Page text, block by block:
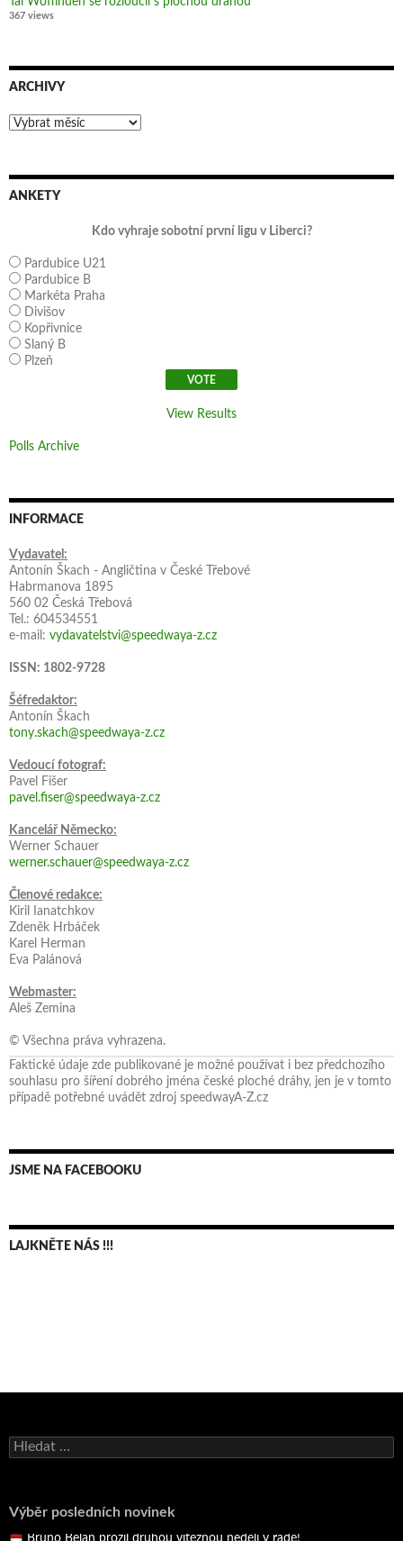
367 views
ARCHIVY
Archivy
ANKETY
Kdo vyhraje sobotní první ligu v Liberci?
Pardubice U21
Pardubice B
Markéta Praha
Divišov
Kopřivnice
Slaný B
Plzeň
View Results
Polls Archive
INFORMACE
Vydavatel:
Antonín Škach - Angličtina v České Třebové
Habrmanova 1895
560 02 Česká Třebová
Tel.: 604534551
e-mail: vydavatelstvi@speedwaya-z.cz
ISSN: 1802-9728
Šéfredaktor:
Antonín Škach
tony.skach@speedwaya-z.cz
Vedoucí fotograf:
Pavel Fišer
pavel.fiser@speedwaya-z.cz
Kancelář Německo:
Werner Schauer
werner.schauer@speedwaya-z.cz
Členové redakce:
Kiril Ianatchkov
Zdeněk Hrbáček
Karel Herman
Eva Palánová
Webmaster:
Aleš Zemina
© Všechna práva vyhrazena.
Faktické údaje zde publikované je možné používat i bez předchozího
souhlasu pro šíření dobrého jména české ploché dráhy, jen je v tomto
případě potřebné uvádět zdroj speedwayA-Z.cz
JSME NA FACEBOOKU
LAJKNĚTE NÁS !!!
Vyhledávání
Výběr posledních novinek
Andy Appleton obhájil dlouhodrážní titul!
Bruno Belan prožil druhou vítěznou neděli v řadě!